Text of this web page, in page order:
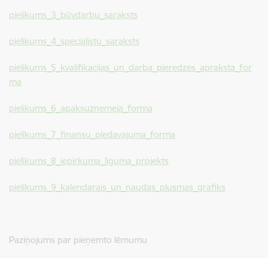
pielikums_3_būvdarbu_saraksts
pielikums_4_specialistu_saraksts
pielikums_5_kvalifikacijas_un_darba_pieredzes_apraksta_for
ma
pielikums_6_apaksuznemeja_forma
pielikums_7_finansu_piedavajuma_forma
pielikums_8_iepirkuma_liguma_projekts
pielikums_9_kalendarais_un_naudas_plusmas_grafiks
Paziņojums par pieņemto lēmumu